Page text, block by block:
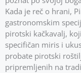
Kada je reč o hrani,
gastronomskim
pirotski kačkavalj,
specifičan miris i
probate pirotski
pripremljenih na